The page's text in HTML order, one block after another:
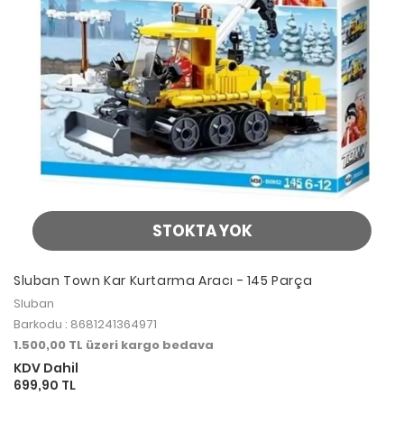
STOKTA YOK
Sluban Town Kar Kurtarma Aracı - 145 Parça
Sluban
Barkodu : 8681241364971
1.500,00 TL üzeri kargo bedava
KDV Dahil
699,90 TL